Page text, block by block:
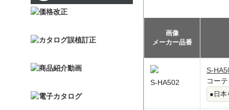
画像
メーカー品番
S-HA502
S-
コー
●日本